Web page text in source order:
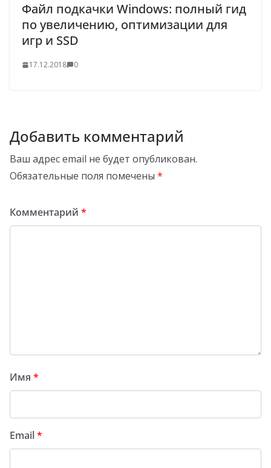
Файл подкачки Windows: полный гид
по увеличению, оптимизации для
игр и SSD
17.12.2018 0
Добавить комментарий
Ваш адрес email не будет опубликован.
Обязательные поля помечены *
Комментарий *
Имя *
Email*